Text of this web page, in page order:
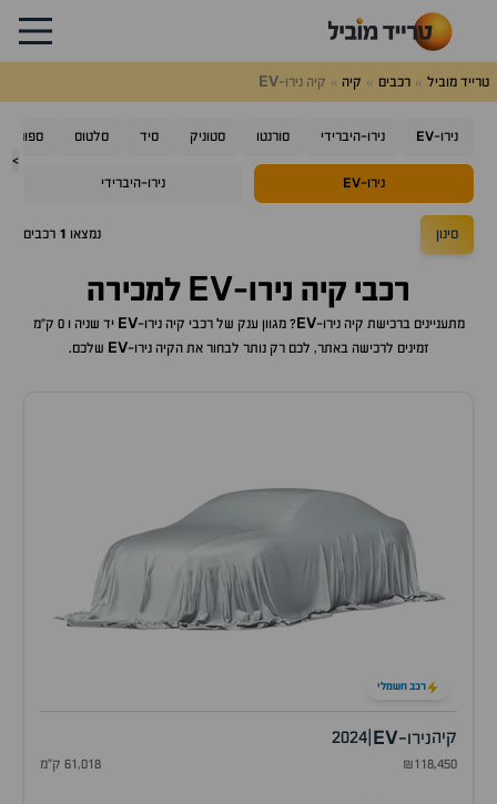
טרייד מוביל רכבים קיה קיה נירו-EV
>
נירו-EV נירו-היברידי סורנטו סטוניק סיד סלטוס
נירו-EV נירו-היברידי
סינון נמצאו 1 רכבים
רכבי קיה נירו-EV למכירה
מתעניינים ברכישת קיה נירו-EV? מגוון ענק של רכבי קיה נירו-EV
יד שניה ו 0 ק"מ
זמינים לרכישה באתר, לכם רק נותר לבחור את הקיה נירו-EV שלכם.
רכב חשמלי
קיהנירו-EV
2024
₪118,450 61,018 ק"מ